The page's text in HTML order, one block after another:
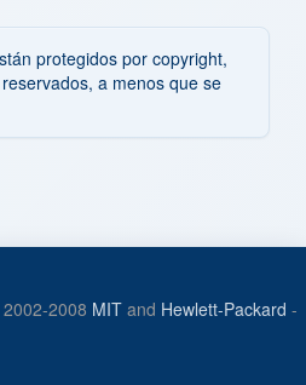
protegidos por copyright,
a menos que se
2008 MIT and Hewlett-Packard -